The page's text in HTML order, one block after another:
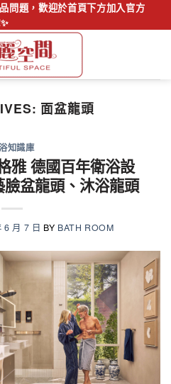
問題，歡迎於首頁下方加入官方
面盆龍頭
知識庫
雅 德國百年衛浴設
盆龍頭、沐浴龍頭
6 月 7 日 BY BATH ROOM